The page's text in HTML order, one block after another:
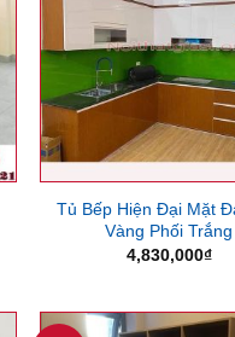
Tủ Bếp Hiện Đại Mặt
Vàng Phối Trắng
4,830,000₫